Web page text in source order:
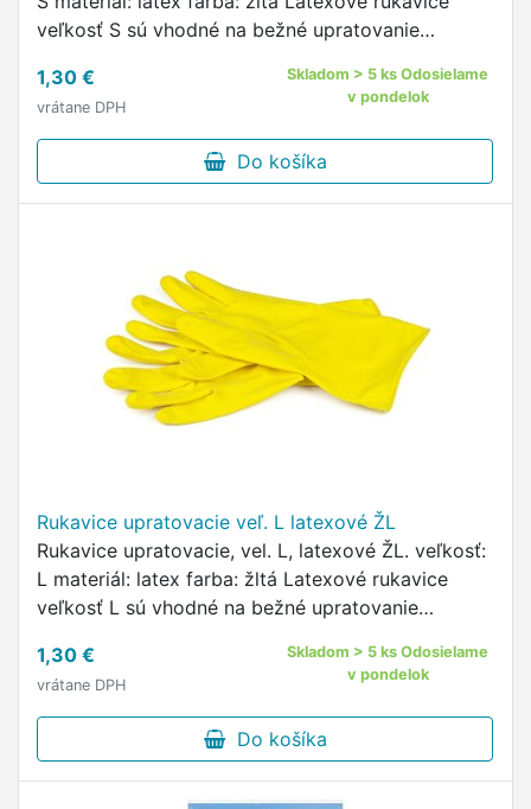
veľkosť S sú vhodné na bežné upratovanie
1,30 €
vrátane DPH
Skladom > 5 ks Odosielame
v pondelok
Do košíka
Rukavice upratovacie veľ. L latexové ŽL
Rukavice upratovacie, vel. L, latexové ŽL. veľkosť:
L materiál: latex farba: žltá Latexové rukavice
veľkosť L sú vhodné na bežné upratovanie
1,30 €
vrátane DPH
Skladom > 5 ks Odosielame
v pondelok
Do košíka